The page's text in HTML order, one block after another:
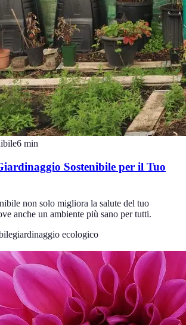
6 min
Sostenibile per il Tuo
non solo migliora la salute del tuo
anche un ambiente più sano per tutti.
giardinaggio ecologico